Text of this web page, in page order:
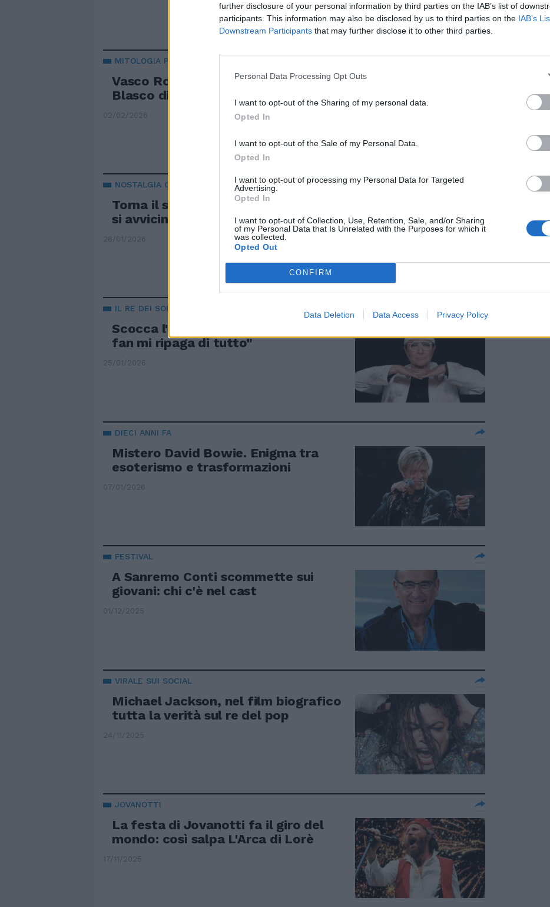
further disclosure of your personal information by third parties on the IAB’s list of
participants. This information may also be disclosed by us to third parties on the IAB’s
Downstream Participants that may further disclose it to other third parties.
Personal Data Processing Opt Outs
I want to opt-out of the Sharing of my personal data.
Opted In
I want to opt-out of the Sale of my Personal Data.
Opted In
I want to opt-out of processing my Personal Data for Targeted
Advertising.
Opted In
I want to opt-out of Collection, Use, Retention, Sale, and/or Sharing
of my Personal Data that Is Unrelated with the Purposes for which it
was collected.
Opted Out
CONFIRM
Data Deletion Data Access Privacy Policy
MITOLOGIA POP
Vasco Rossi come Tex Willer: il
Blasco diventa un fumetto
02/02/2026
NOSTALGIA CANAGLIA
Torna il sogno Spice Girls: la reunion
si avvicina
28/01/2026
IL RE DEI SORCINI
Scocca l'OraZero: "L'abbraccio dei
fan mi ripaga di tutto"
25/01/2026
DIECI ANNI FA
Mistero David Bowie. Enigma tra
esoterismo e trasformazioni
07/01/2026
FESTIVAL
A Sanremo Conti scommette sui
giovani: chi c'è nel cast
01/12/2025
VIRALE SUI SOCIAL
Michael Jackson, nel film biografico
tutta la verità sul re del pop
24/11/2025
JOVANOTTI
La festa di Jovanotti fa il giro del
mondo: così salpa L'Arca di Lorè
17/11/2025